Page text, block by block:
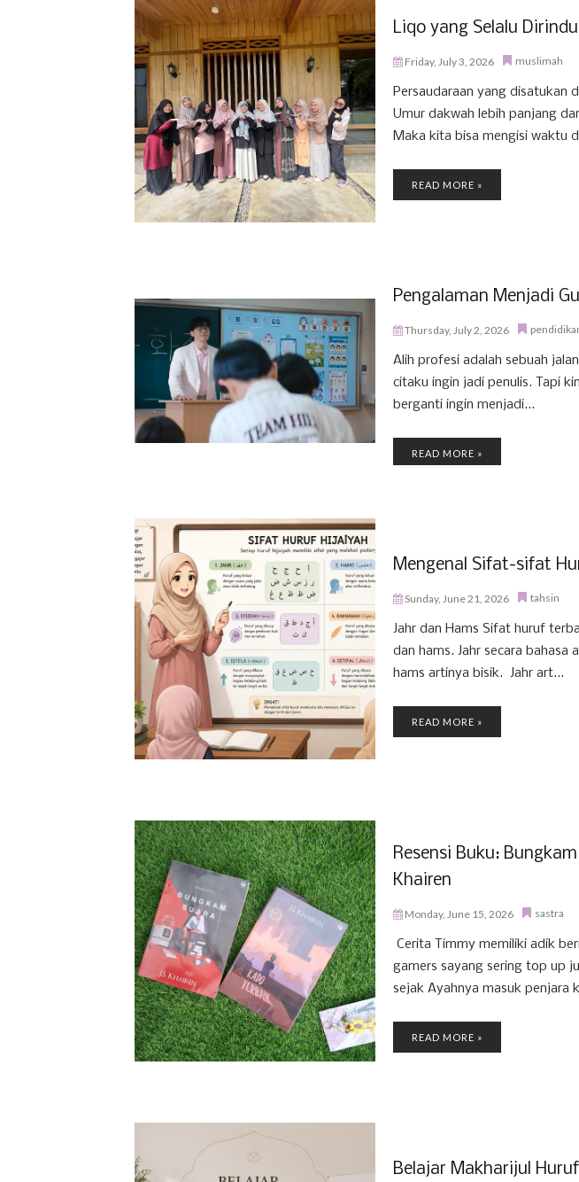
Liqo yang Selalu
Friday, July 3, 2026 muslimah
Persaudaraan yang disatukan
Umur dakwah lebih panjang
Maka kita bisa mengisi waktu
READ MORE »
Pengalaman Menjadi
Thursday, July 2, 2026
Alih profesi adalah sebuah
citaku ingin jadi penulis. Tapi
berganti ingin menjadi...
READ MORE »
Mengenal Sifat-sifat
Sunday, June 21, 2026 tahsin
Jahr dan Hams Sifat huruf
dan hams. Jahr secara bahasa
hams artinya bisik. Jahr art...
READ MORE »
Resensi Buku:
Khairen
Monday, June 15, 2026 sastra
Cerita Timmy memiliki adik
gamers sayang sering top up
sejak Ayahnya masuk penjara
READ MORE »
Belajar Makharijul Huruf